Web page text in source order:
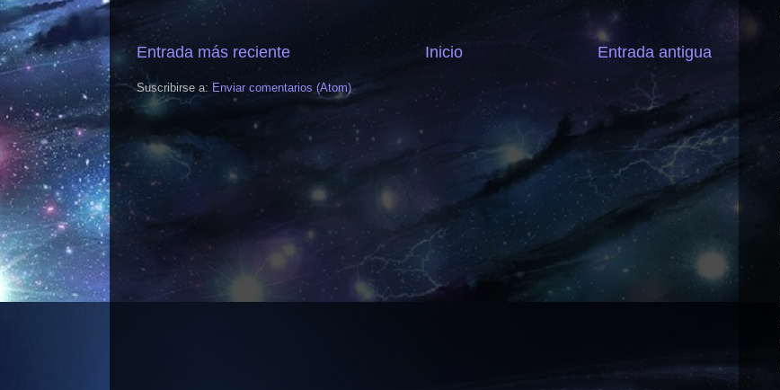
Entrada más reciente Entrada antigua
Inicio
Suscribirse a: Enviar comentarios (Atom)